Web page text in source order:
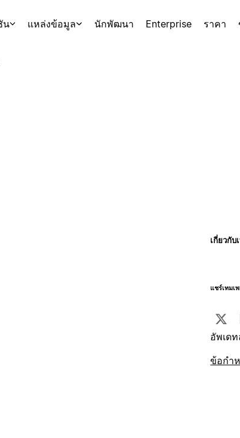
น แหล่งข้อมูล นักพัฒนา Enterprise ราคา
เกี่ยวกับ
แชร์เทมเ
อัพเด
ข้อกำ